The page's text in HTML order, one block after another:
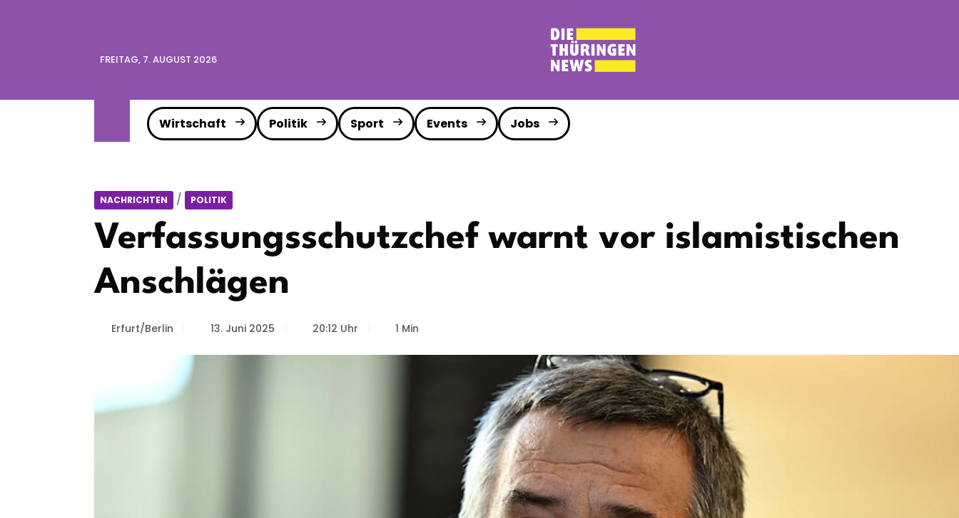
FREITAG, 7. AUGUST 2026
Wirtschaft Politik Sport Events Jobs
NACHRICHTEN / POLITIK
Verfassungsschutzchef warnt vor islamistischen
Anschlägen
Erfurt/Berlin 13. Juni 2025 20:12 Uhr 1 Min